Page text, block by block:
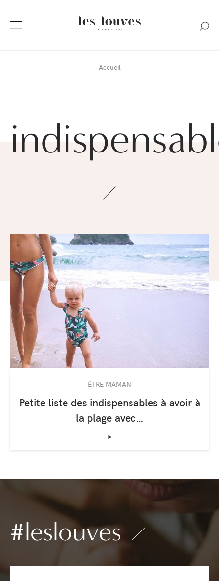
Accueil
ÊTRE MAMAN
Petite liste des indispensables à avoir à
la plage avec…
‣
#leslouves